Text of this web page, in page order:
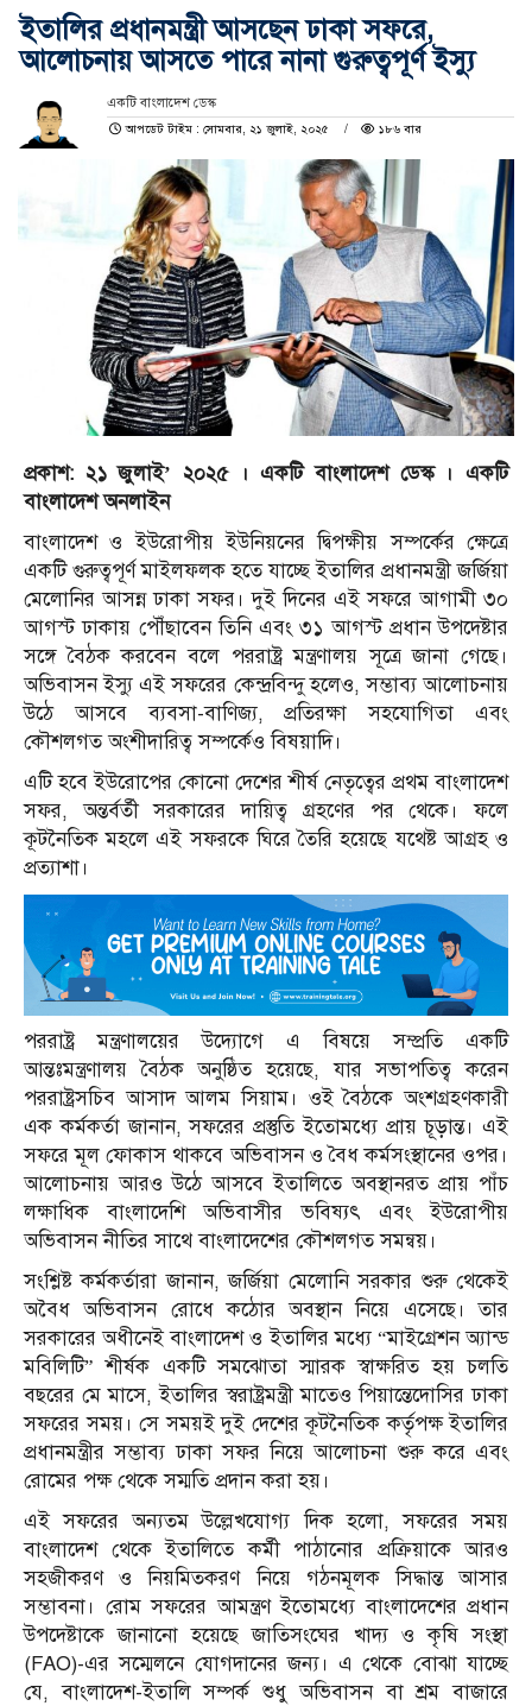
ইতালির প্রধানমন্ত্রী আসছেন ঢাকা সফরে,
আলোচনায় আসতে পারে নানা গুরুত্বপূর্ণ ইস্যু
একটি বাংলাদেশ ডেস্ক
আপডেট টাইম : সোমবার, ২১ জুলাই, ২০২৫
১৮৬ বার
প্রকাশ: ২১ জুলাই’ ২০২৫ । একটি বাংলাদেশ ডেস্ক । একটি
বাংলাদেশ অনলাইন
বাংলাদেশ ও ইউরোপীয় ইউনিয়নের দ্বিপক্ষীয় সম্পর্কের ক্ষেত্রে
একটি গুরুত্বপূর্ণ মাইলফলক হতে যাচ্ছে ইতালির প্রধানমন্ত্রী জর্জিয়া
মেলোনির আসন্ন ঢাকা সফর। দুই দিনের এই সফরে আগামী ৩০
আগস্ট ঢাকায় পৌঁছাবেন তিনি এবং ৩১ আগস্ট প্রধান উপদেষ্টার
সঙ্গে বৈঠক করবেন বলে পররাষ্ট্র মন্ত্রণালয় সূত্রে জানা গেছে।
অভিবাসন ইস্যু এই সফরের কেন্দ্রবিন্দু হলেও, সম্ভাব্য আলোচনায়
উঠে আসবে ব্যবসা-বাণিজ্য, প্রতিরক্ষা সহযোগিতা এবং
কৌশলগত অংশীদারিত্ব সম্পর্কেও বিষয়াদি।
এটি হবে ইউরোপের কোনো দেশের শীর্ষ নেতৃত্বের প্রথম বাংলাদেশ
সফর, অন্তর্বর্তী সরকারের দায়িত্ব গ্রহণের পর থেকে। ফলে
কূটনৈতিক মহলে এই সফরকে ঘিরে তৈরি হয়েছে যথেষ্ট আগ্রহ ও
প্রত্যাশা।
পররাষ্ট্র মন্ত্রণালয়ের উদ্যোগে এ বিষয়ে সম্প্রতি একটি
আন্তঃমন্ত্রণালয় বৈঠক অনুষ্ঠিত হয়েছে, যার সভাপতিত্ব করেন
পররাষ্ট্রসচিব আসাদ আলম সিয়াম। ওই বৈঠকে অংশগ্রহণকারী
এক কর্মকর্তা জানান, সফরের প্রস্তুতি ইতোমধ্যে প্রায় চূড়ান্ত। এই
সফরে মূল ফোকাস থাকবে অভিবাসন ও বৈধ কর্মসংস্থানের ওপর।
আলোচনায় আরও উঠে আসবে ইতালিতে অবস্থানরত প্রায় পাঁচ
লক্ষাধিক বাংলাদেশি অভিবাসীর ভবিষ্যৎ এবং ইউরোপীয়
অভিবাসন নীতির সাথে বাংলাদেশের কৌশলগত সমন্বয়।
সংশ্লিষ্ট কর্মকর্তারা জানান, জর্জিয়া মেলোনি সরকার শুরু থেকেই
অবৈধ অভিবাসন রোধে কঠোর অবস্থান নিয়ে এসেছে। তার
সরকারের অধীনেই বাংলাদেশ ও ইতালির মধ্যে “মাইগ্রেশন অ্যান্ড
মবিলিটি” শীর্ষক একটি সমঝোতা স্মারক স্বাক্ষরিত হয় চলতি
বছরের মে মাসে, ইতালির স্বরাষ্ট্রমন্ত্রী মাতেও পিয়ান্তেদোসির ঢাকা
সফরের সময়। সে সময়ই দুই দেশের কূটনৈতিক কর্তৃপক্ষ ইতালির
প্রধানমন্ত্রীর সম্ভাব্য ঢাকা সফর নিয়ে আলোচনা শুরু করে এবং
রোমের পক্ষ থেকে সম্মতি প্রদান করা হয়।
এই সফরের অন্যতম উল্লেখযোগ্য দিক হলো, সফরের সময়
বাংলাদেশ থেকে ইতালিতে কর্মী পাঠানোর প্রক্রিয়াকে আরও
সহজীকরণ ও নিয়মিতকরণ নিয়ে গঠনমূলক সিদ্ধান্ত আসার
সম্ভাবনা। রোম সফরের আমন্ত্রণ ইতোমধ্যে বাংলাদেশের প্রধান
উপদেষ্টাকে জানানো হয়েছে জাতিসংঘের খাদ্য ও কৃষি সংস্থা
(FAO)-এর সম্মেলনে যোগদানের জন্য। এ থেকে বোঝা যাচ্ছে
যে, বাংলাদেশ-ইতালি সম্পর্ক শুধু অভিবাসন বা শ্রম বাজারে